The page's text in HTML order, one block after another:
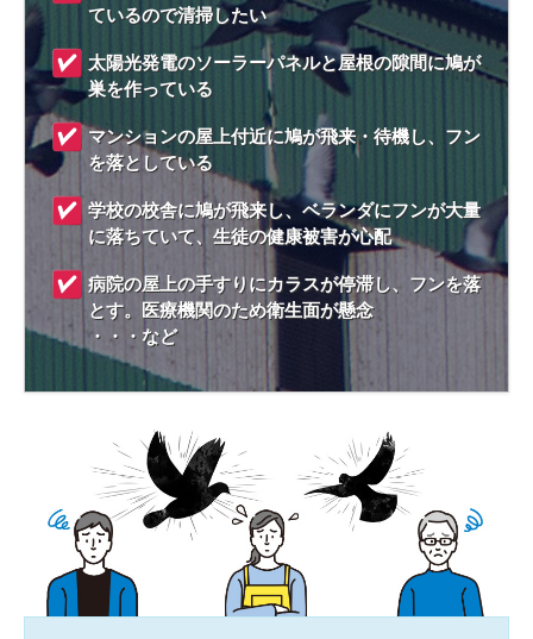
ているので清掃したい
太陽光発電のソーラーパネルと屋根の隙間に鳩が
巣を作っている
マンションの屋上付近に鳩が飛来・待機し、フン
を落としている
学校の校舎に鳩が飛来し、ベランダにフンが大量
に落ちていて、生徒の健康被害が心配
病院の屋上の手すりにカラスが停滞し、フンを落
とす。医療機関のため衛生面が懸念
・・・など